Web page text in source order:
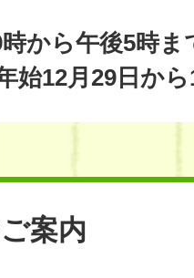
から午後5時ま
始12月29日か
案内